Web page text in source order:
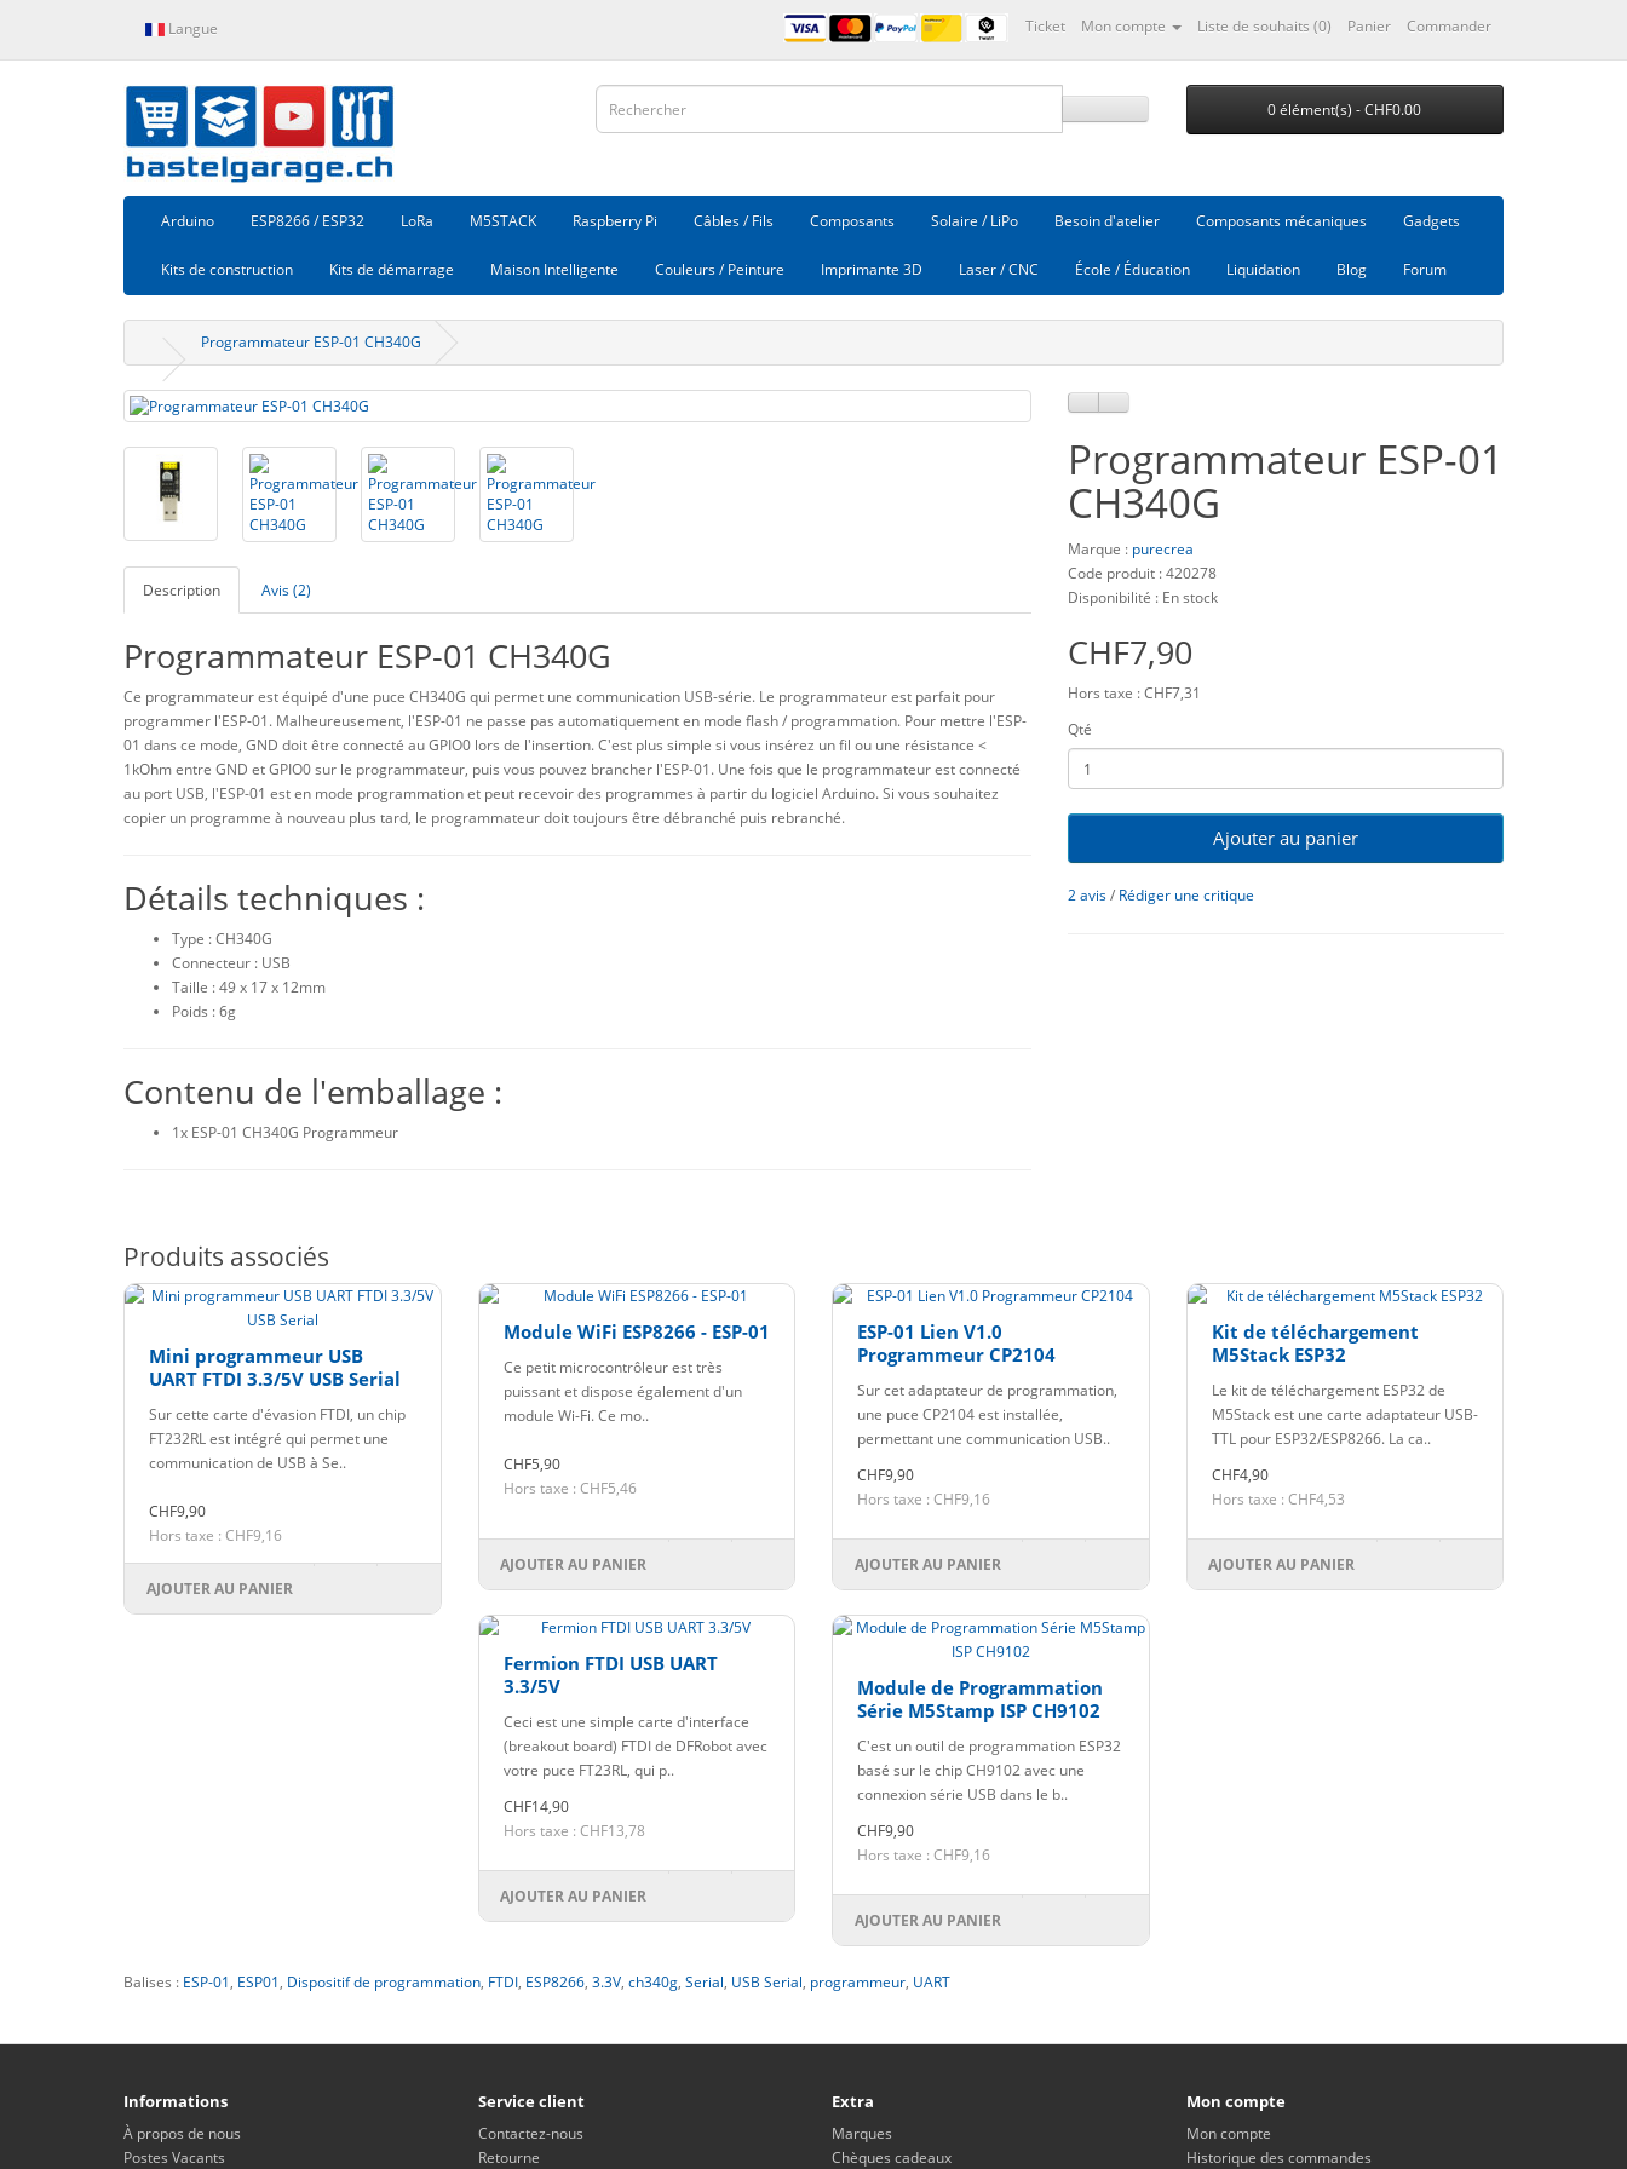
Langue Ticket Mon compte Liste de souhaits (0) Panier Commander
0 élément(s) - CHF0.00
Arduino ESP8266 / ESP32 LoRa M5STACK Raspberry Pi Câbles / Fils Composants Solaire / LiPo Besoin d'atelier Composants mécaniques Gadgets
Kits de construction Kits de démarrage Maison Intelligente Couleurs / Peinture Imprimante 3D Laser / CNC École / Éducation Liquidation Blog Forum
Programmateur ESP-01 CH340G
Description Avis (2)
Programmateur ESP-01 CH340G
Ce programmateur est équipé d'une puce CH340G qui permet une communication USB-série. Le programmateur est parfait pour
programmer l'ESP-01. Malheureusement, l'ESP-01 ne passe pas automatiquement en mode flash / programmation. Pour mettre l'ESP-
01 dans ce mode, GND doit être connecté au GPIO0 lors de l'insertion. C'est plus simple si vous insérez un fil ou une résistance <
1kOhm entre GND et GPIO0 sur le programmateur, puis vous pouvez brancher l'ESP-01. Une fois que le programmateur est connecté
au port USB, l'ESP-01 est en mode programmation et peut recevoir des programmes à partir du logiciel Arduino. Si vous souhaitez
copier un programme à nouveau plus tard, le programmateur doit toujours être débranché puis rebranché.
Détails techniques :
Type : CH340G
Connecteur : USB
Taille : 49 x 17 x 12mm
Poids : 6g
Contenu de l'emballage :
1x ESP-01 CH340G Programmeur
Programmateur ESP-01
CH340G
Marque : purecrea
Code produit : 420278
Disponibilité : En stock
CHF7,90
Hors taxe : CHF7,31
Qté
Ajouter au panier
2 avis/ Rédiger une critique
Produits associés
Mini programmeur USB
UART FTDI 3.3/5V USB Serial
Sur cette carte d'évasion FTDI, un chip
FT232RL est intégré qui permet une
communication de USB à Se..
CHF9,90
Hors taxe : CHF9,16
AJOUTER AU PANIER
Module WiFi ESP8266 - ESP-01
Ce petit microcontrôleur est très
puissant et dispose également d'un
module Wi-Fi. Ce mo..
CHF5,90
Hors taxe : CHF5,46
AJOUTER AU PANIER
ESP-01 Lien V1.0
Programmeur CP2104
Sur cet adaptateur de programmation,
une puce CP2104 est installée,
permettant une communication USB..
CHF9,90
Hors taxe : CHF9,16
AJOUTER AU PANIER
Kit de téléchargement
M5Stack ESP32
Le kit de téléchargement ESP32 de
M5Stack est une carte adaptateur USB-
TTL pour ESP32/ESP8266. La ca..
CHF4,90
Hors taxe : CHF4,53
AJOUTER AU PANIER
Fermion FTDI USB UART
3.3/5V
Ceci est une simple carte d'interface
(breakout board) FTDI de DFRobot avec
votre puce FT23RL, qui p..
CHF14,90
Hors taxe : CHF13,78
AJOUTER AU PANIER
Module de Programmation
Série M5Stamp ISP CH9102
C'est un outil de programmation ESP32
basé sur le chip CH9102 avec une
connexion série USB dans le b..
CHF9,90
Hors taxe : CHF9,16
AJOUTER AU PANIER
Balises : ESP-01, ESP01, Dispositif de programmation, FTDI, ESP8266, 3.3V, ch340g, Serial, USB Serial, programmeur, UART
Informations
À propos de nous
Postes Vacants
Service client
Contactez-nous
Retourne
Extra
Marques
Chèques cadeaux
Mon compte
Mon compte
Historique des commandes